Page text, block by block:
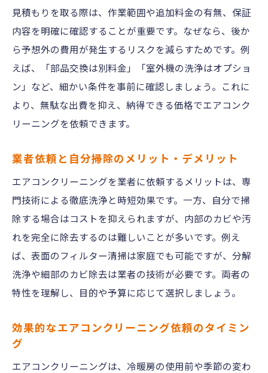
見積もりを取る際は、作業範囲や追加料金の有無、保証
内容を明確に確認することが重要です。なぜなら、後か
ら予想外の費用が発生するリスクを減らすためです。例
えば、「部品交換は別料金」「室外機の洗浄はオプショ
ン」など、細かい条件を事前に確認しましょう。これに
より、無駄な出費を抑え、納得できる価格でエアコンク
リーニングを依頼できます。
業者依頼と自分掃除のメリット・デメリット
エアコンクリーニングを業者に依頼するメリットは、専
門技術による徹底洗浄と時短効果です。一方、自分で掃
除する場合はコストを抑えられますが、内部のカビや汚
れを完全に除去するのは難しいことが多いです。例え
ば、表面のフィルター清掃は家庭でも可能ですが、分解
洗浄や細部のカビ除去は業者の技術が必要です。両者の
特性を理解し、目的や予算に応じて選択しましょう。
効果的なエアコンクリーニング依頼のタイミン
グ
エアコンクリーニングは、冷暖房の使用前や季節の変わ